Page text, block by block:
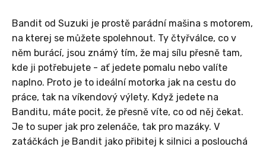
Bandit od Suzuki je prostě parádní mašina s motorem,
na kterej se můžete spolehnout. Ty čtyřválce, co v
něm burácí, jsou známý tím, že maj sílu přesně tam,
kde ji potřebujete - ať jedete pomalu nebo valíte
naplno. Proto je to ideální motorka jak na cestu do
práce, tak na víkendový výlety. Když jedete na
Banditu, máte pocit, že přesně víte, co od něj čekat.
Je to super jak pro zelenáče, tak pro mazáky. V
zatáčkách je Bandit jako přibitej k silnici a poslouchá